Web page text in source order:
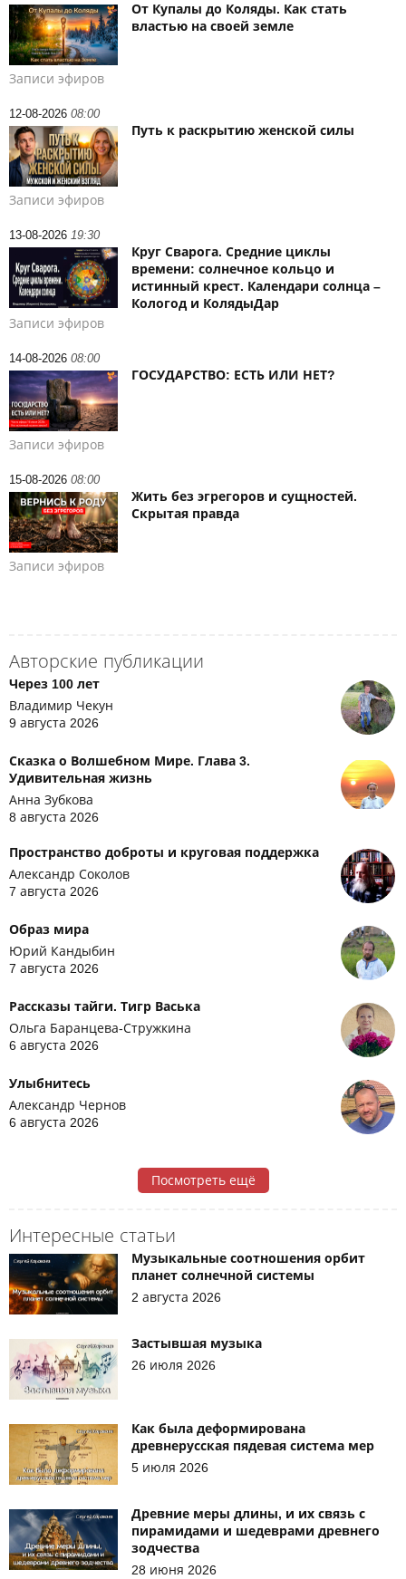
От Купалы до Коляды. Как стать
властью на своей земле
Записи эфиров
12-08-2026 08:00
Путь к раскрытию женской силы
Записи эфиров
13-08-2026 19:30
Круг Сварога. Средние циклы
времени: солнечное кольцо и
истинный крест. Календари солнца –
Кологод и КолядыДар
Записи эфиров
14-08-2026 08:00
ГОСУДАРСТВО: ЕСТЬ ИЛИ НЕТ?
Записи эфиров
15-08-2026 08:00
Жить без эгрегоров и сущностей.
Скрытая правда
Записи эфиров
Авторские публикации
Через 100 лет
Владимир Чекун
9 августа 2026
Сказка о Волшебном Мире. Глава 3.
Удивительная жизнь
Анна Зубкова
8 августа 2026
Пространство доброты и круговая поддержка
Александр Соколов
7 августа 2026
Образ мира
Юрий Кандыбин
7 августа 2026
Рассказы тайги. Тигр Васька
Ольга Баранцева-Стружкина
6 августа 2026
Улыбнитесь
Александр Чернов
6 августа 2026
Посмотреть ещё
Интересные статьи
Музыкальные соотношения орбит
планет солнечной системы
2 августа 2026
Застывшая музыка
26 июля 2026
Как была деформирована
древнерусская пядевая система мер
5 июля 2026
Древние меры длины, и их связь с
пирамидами и шедеврами древнего
зодчества
28 июня 2026